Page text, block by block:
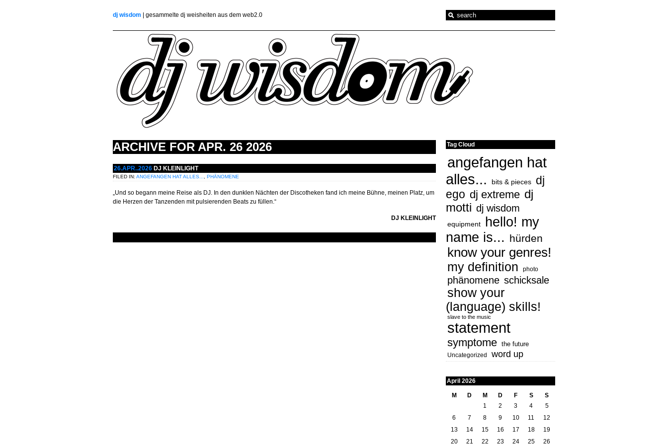
dj wisdom | gesammelte dj weisheiten aus dem web2.0
ARCHIVE FOR APR. 26 2026
26.APR..2026 DJ KLEINLIGHT
FILED IN: ANGEFANGEN HAT ALLES..., PHÄNOMENE
„Und so begann meine Reise als DJ. In den dunklen Nächten der Discotheken fand ich meine Bühne, meinen Platz, um
die Herzen der Tanzenden mit pulsierenden Beats zu füllen.“
DJ KLEINLIGHT
Tag Cloud
angefangen hat
alles...
bits & pieces
dj
ego dj extreme dj
motti dj wisdom
equipment
hello! my
name is... hürden
know your genres!
my definition
photo
phänomene schicksale
show your
(language) skills!
slave to the music
statement
symptome the future
Uncategorized word up
April 2026
M D M D F S
S
1
2 3 4
5
6
7 8 9 10 11
12
13
14 15 16 17 18
19
20
21 22 23 24 25 26